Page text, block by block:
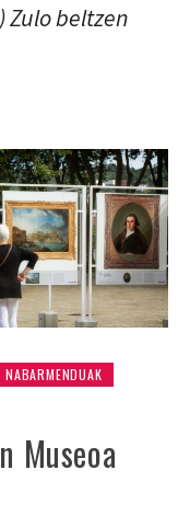
beltzen
NABARMENDUAK
Museoa